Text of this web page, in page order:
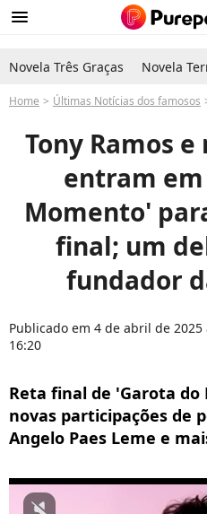
menu
Novela Três Graças Novela
Home Últimas Notícias dos famosos
Tony Ramos
entram
Momento'
final; um
fundador
Publicado em 4 de abril de 2025
16:20
Reta final de 'Garota
novas participações de
Angelo Paes Leme e